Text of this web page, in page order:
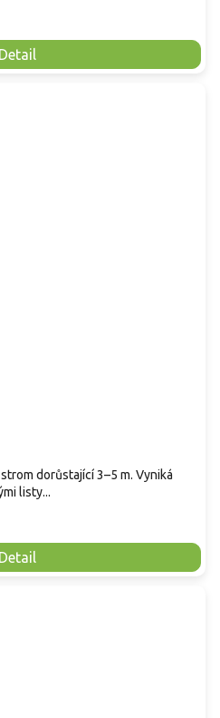
Detail
Detail
dorůstající 3–5 m. Vyniká
listy...